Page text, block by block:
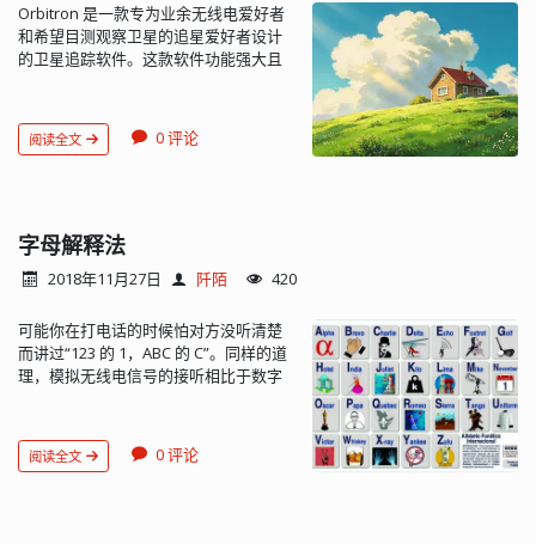
Orbitron 是一款专为业余无线电爱好者
和希望目测观察卫星的追星爱好者设计
的卫星追踪软件。这款软件功能强大且
用。 Orbitron 可以以实时或模拟方式显
示任意时刻卫星与地球的相对位置，让
持同时追踪多达两千颗卫星，满足用户
对于多卫星追踪的需求。 高清世界地
图：软件自带高清世界地图，方便用户
丰富：用户可以查看卫星的起点位置、
轨道信息、方位角、仰角等详细数据，
有助于更好地了解卫星的运行状态。 时
间准确；同时，软件支持通过互联网更
新星历数据，保持数据的最新性。 控制
阅读全文 0 评论
字母解释法
2018年11月27日 阡陌 420
可能你在打电话的时候怕对方没听清楚
而讲过“123 的 1，ABC 的 C”。同样的道
理，模拟无线电信号的接听相比于数字
失真或衰落现象严重，影响了解析和辨
识。特别是 DX（Distant eXchange）通
阅读全文 0 评论